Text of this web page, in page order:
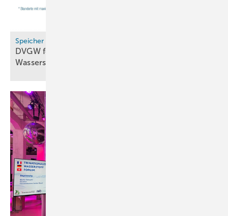
Speicher
DVGW fordert zügigen Ausbau von
Wasserstoffspeichern